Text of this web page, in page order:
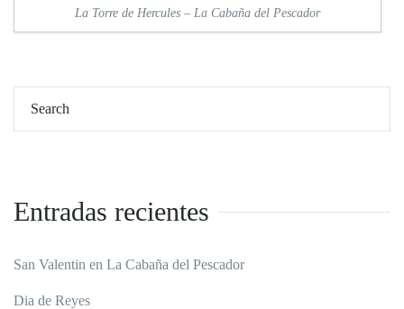
La Torre de Hercules – La Cabaña del Pescador
Entradas recientes
San Valentin en La Cabaña del Pescador
Dia de Reyes